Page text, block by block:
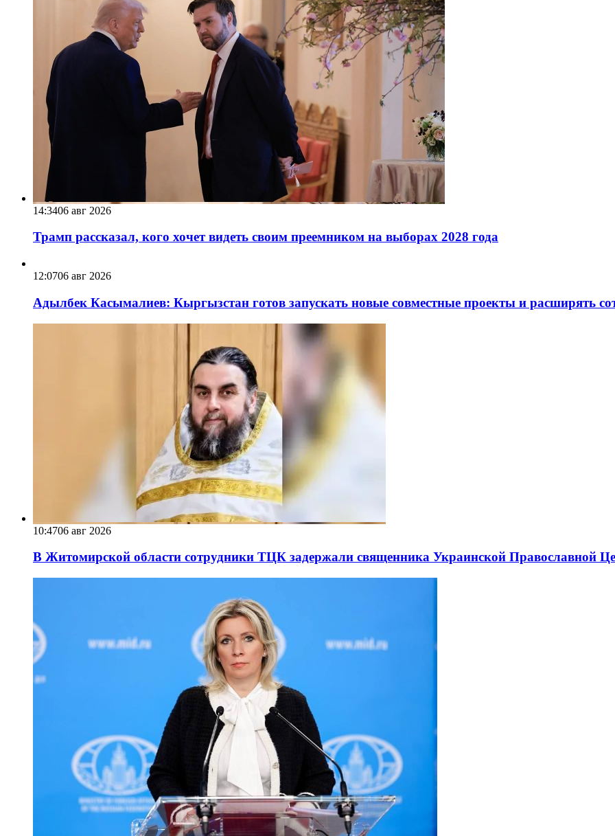
14:3406 авг 2026
Трамп рассказал, кого хочет видеть своим преемником на выборах 2028 года
12:0706 авг 2026
Адылбек Касымалиев: Кыргызстан готов запускать новые совместные проекты и расширять
10:4706 авг 2026
В Житомирской области сотрудники ТЦК задержали священника Украинской Православной